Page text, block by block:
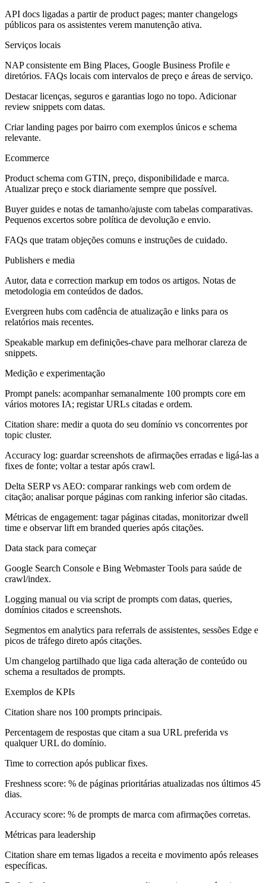
API docs ligadas a partir de product pages; manter changelogs
públicos para os assistentes verem manutenção ativa.
Serviços locais
NAP consistente em Bing Places, Google Business Profile e
diretórios. FAQs locais com intervalos de preço e áreas de serviço.
Destacar licenças, seguros e garantias logo no topo. Adicionar
review snippets com datas.
Criar landing pages por bairro com exemplos únicos e schema
relevante.
Ecommerce
Product schema com GTIN, preço, disponibilidade e marca.
Atualizar preço e stock diariamente sempre que possível.
Buyer guides e notas de tamanho/ajuste com tabelas comparativas.
Pequenos excertos sobre política de devolução e envio.
FAQs que tratam objeções comuns e instruções de cuidado.
Publishers e media
Autor, data e correction markup em todos os artigos. Notas de
metodologia em conteúdos de dados.
Evergreen hubs com cadência de atualização e links para os
relatórios mais recentes.
Speakable markup em definições-chave para melhorar clareza de
snippets.
Medição e experimentação
Prompt panels: acompanhar semanalmente 100 prompts core em
vários motores IA; registar URLs citadas e ordem.
Citation share: medir a quota do seu domínio vs concorrentes por
topic cluster.
Accuracy log: guardar screenshots de afirmações erradas e ligá-las a
fixes de fonte; voltar a testar após crawl.
Delta SERP vs AEO: comparar rankings web com ordem de
citação; analisar porque páginas com ranking inferior são citadas.
Métricas de engagement: tagar páginas citadas, monitorizar dwell
time e observar lift em branded queries após citações.
Data stack para começar
Google Search Console e Bing Webmaster Tools para saúde de
crawl/index.
Logging manual ou via script de prompts com datas, queries,
domínios citados e screenshots.
Segmentos em analytics para referrals de assistentes, sessões Edge e
picos de tráfego direto após citações.
Um changelog partilhado que liga cada alteração de conteúdo ou
schema a resultados de prompts.
Exemplos de KPIs
Citation share nos 100 prompts principais.
Percentagem de respostas que citam a sua URL preferida vs
qualquer URL do domínio.
Time to correction após publicar fixes.
Freshness score: % de páginas prioritárias atualizadas nos últimos 45
dias.
Accuracy score: % de prompts de marca com afirmações corretas.
Métricas para leadership
Citation share em temas ligados a receita e movimento após releases
específicas.